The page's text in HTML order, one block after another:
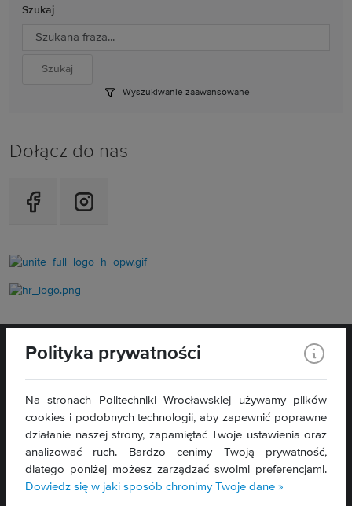
Szukaj
Wyszukiwanie zaawansowane
Dołącz do nas
FOTONIKI I MIKROSYSTEMÓW
50-372 Wrocław
Polityka prywatności
Na stronach Politechniki Wrocławskiej używamy plików
cookies i podobnych technologii, aby zapewnić poprawne
działanie naszej strony, zapamiętać Twoje ustawienia oraz
analizować ruch. Bardzo cenimy Twoją prywatność,
dlatego poniżej możesz zarządzać swoimi preferencjami.
Dowiedz się w jaki sposób chronimy Twoje dane »